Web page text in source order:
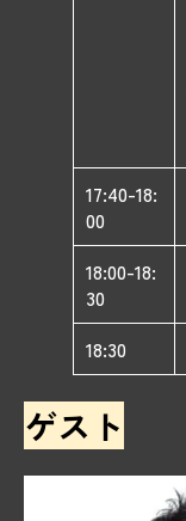
17:40-18:
00
18:00-18:
30
18:30
ゲスト